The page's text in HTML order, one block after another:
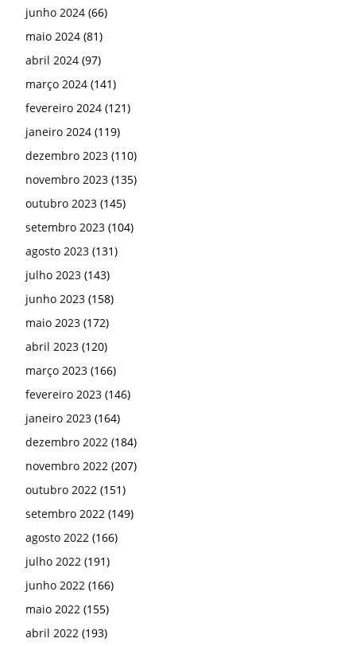
junho 2024 (66)
maio 2024 (81)
abril 2024 (97)
março 2024 (141)
fevereiro 2024 (121)
janeiro 2024 (119)
dezembro 2023 (110)
novembro 2023 (135)
outubro 2023 (145)
setembro 2023 (104)
agosto 2023 (131)
julho 2023 (143)
junho 2023 (158)
maio 2023 (172)
abril 2023 (120)
março 2023 (166)
fevereiro 2023 (146)
janeiro 2023 (164)
dezembro 2022 (184)
novembro 2022 (207)
outubro 2022 (151)
setembro 2022 (149)
agosto 2022 (166)
julho 2022 (191)
junho 2022 (166)
maio 2022 (155)
abril 2022 (193)